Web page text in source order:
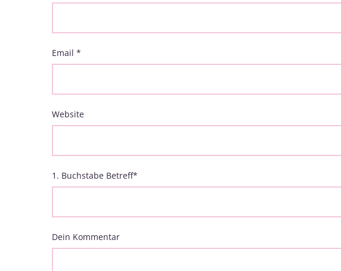
Email *
Website
1. Buchstabe Betreff*
Dein Kommentar